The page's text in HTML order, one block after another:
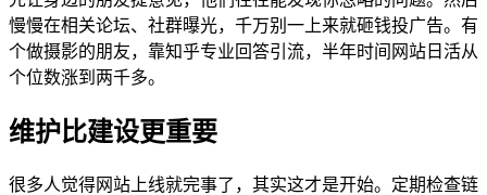
慢慢在相关论坛、社群曝光，千万别一上来就砸钱投广告。有
个做摄影的朋友，靠知乎专业回答引流，半年时间网站日活从
个位数涨到两千多。
维护比建设更重要
很多人觉得网站上线就完事了，其实这才是开始。定期检查链